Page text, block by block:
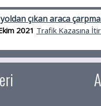
çıkan araca
2021 Trafik Kazasına